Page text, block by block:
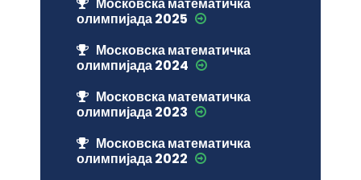
олимпијада 2025
Московска математичка
олимпијада 2024
Московска математичка
олимпијада 2023
Московска математичка
олимпијада 2022